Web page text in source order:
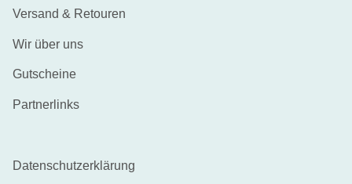
Versand & Retouren
Wir über uns
Gutscheine
Partnerlinks
Datenschutzerklärung